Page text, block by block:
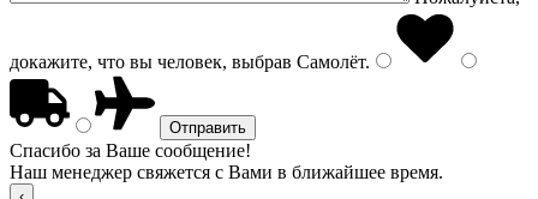
докажите, что вы человек, выбрав Самолёт.
Спасибо за Ваше сообщение!
Наш менеджер свяжется с Вами в ближайшее время.